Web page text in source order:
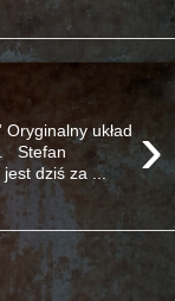
›
układ
Stefan
dziś za ...